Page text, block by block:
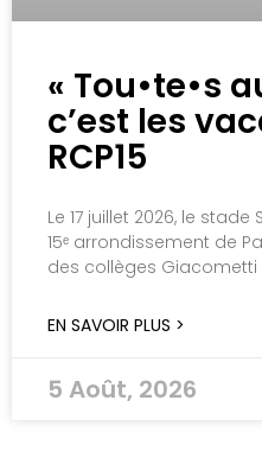
« Tou•te•s
c’est les
RCP15
Le 17 juillet 2026, le
15ᵉ arrondissement de
des collèges Giacometti
EN SAVOIR PLUS >
5 Août, 2026